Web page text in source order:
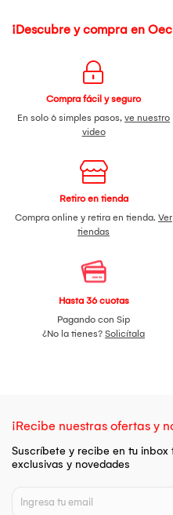
¡Descubre y compra en
Compra fácil y seguro
En solo 6 simples pasos, ve nuestro
video
Retiro en tienda
Compra online y retira en tienda. Ver
tiendas
Hasta 36 cuotas
Pagando con Sip
¿No la tienes? Solicítala
¡Recibe nuestras ofertas y
Suscríbete y recibe en tu
exclusivas y novedades